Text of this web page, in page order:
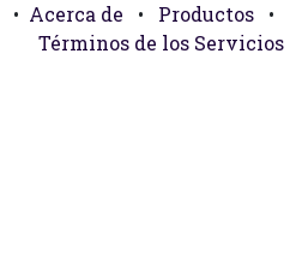
• Acerca de • Productos
•
Términos de los Servicios